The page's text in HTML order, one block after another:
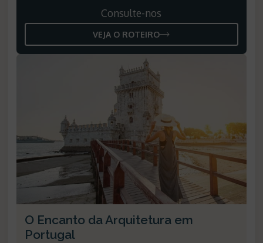
Consulte-nos
VEJA O ROTEIRO
O Encanto da Arquitetura em
Portugal